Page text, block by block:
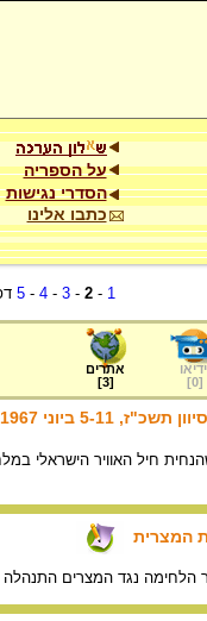
על הספריה
הסדרי נגישות
כתבו אלינו
1
-
2
-
3
-
4
-
5
[
0
]
אתרים
[
3
]
ביוני 1967
חיל האוויר הישראלי
המצרית
נגד המצרים התנהלה